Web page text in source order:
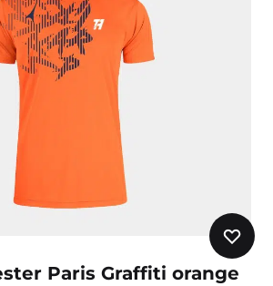
Paris Graffiti orange